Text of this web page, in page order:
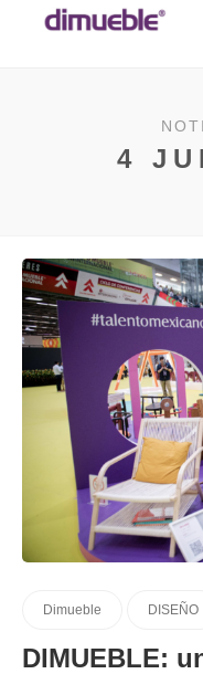
4
Dimueble DISEÑO
DIMUEBLE: